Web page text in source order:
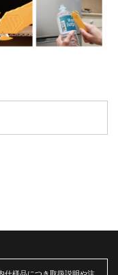
仕様品につき取扱説明や注